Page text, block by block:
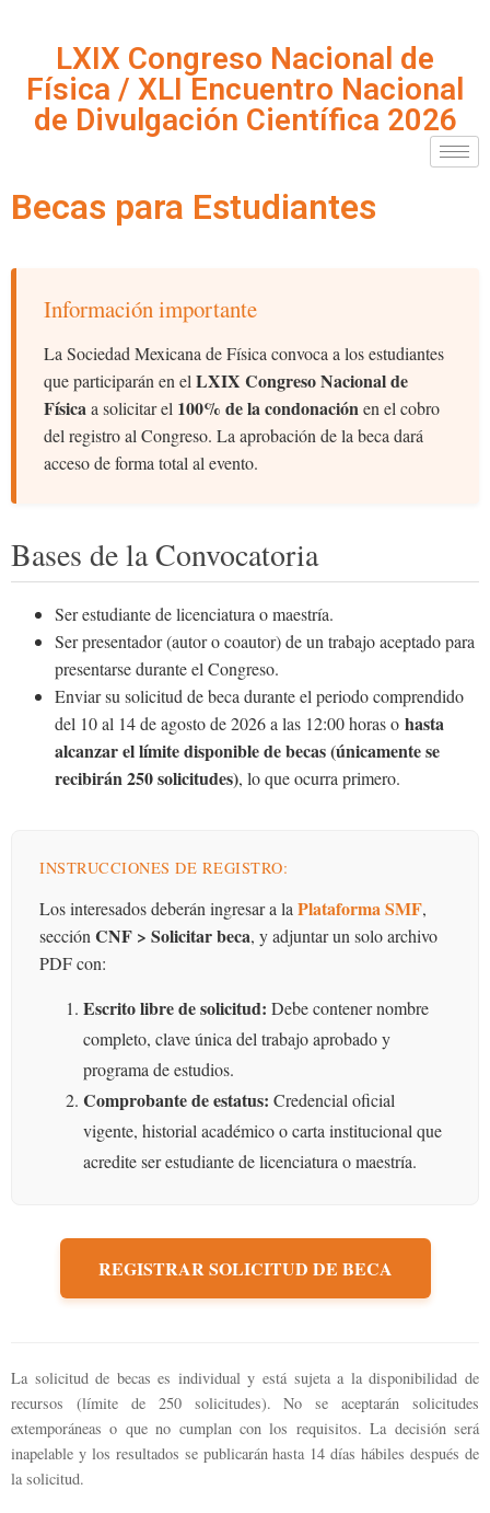
LXIX Congreso Nacional de
Física / XLI Encuentro Nacional
de Divulgación Científica 2026
Becas para Estudiantes
Información importante
La Sociedad Mexicana de Física convoca a los estudiantes
que participarán en el LXIX Congreso Nacional de
Físicaa solicitar el 100% de la condonaciónen el cobro
del registro al Congreso. La aprobación de la beca dará
acceso de forma total al evento.
Bases de la Convocatoria
Ser estudiante de licenciatura o maestría.
Ser presentador (autor o coautor) de un trabajo aceptado para
presentarse durante el Congreso.
Enviar su solicitud de beca durante el periodo comprendido
del 10 al 14 de agosto de 2026 a las 12:00 horas o hasta
alcanzar el límite disponible de becas (únicamente se
recibirán 250 solicitudes), lo que ocurra primero.
INSTRUCCIONES DE REGISTRO:
Los interesados deberán ingresar a la Plataforma SMF,
sección CNF > Solicitar beca, y adjuntar un solo archivo
PDF con:
Escrito libre de solicitud: Debe contener nombre
completo, clave única del trabajo aprobado y
programa de estudios.
Comprobante de estatus: Credencial oficial
vigente, historial académico o carta institucional que
acredite ser estudiante de licenciatura o maestría.
REGISTRAR SOLICITUD DE BECA
La solicitud de becas es individual y está sujeta a la disponibilidad de
recursos (límite de 250 solicitudes). No se aceptarán solicitudes
extemporáneas o que no cumplan con los requisitos. La decisión será
inapelable y los resultados se publicarán hasta 14 días hábiles después de
la solicitud.